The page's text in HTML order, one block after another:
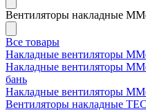
Вентиляторы накладные
Все товары
Накладные вентиляторы
Накладные вентиляторы
бань
Накладные вентиляторы
Вентиляторы накладные